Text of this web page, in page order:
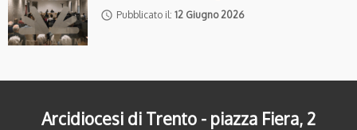
access_time Pubblicato il: 12 Giugno 2026
Arcidiocesi di Trento - piazza Fiera, 2